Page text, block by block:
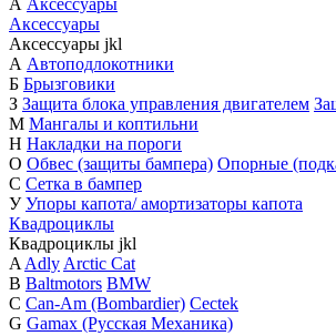
А Аксессуары
Аксессуары
Аксессуары jkl
А Автоподлокотники
Б Брызговики
З Защита блока управления двигателем
М Мангалы и коптильни
Н Накладки на пороги
О Обвес (защиты бампера) Опорные
С Сетка в бампер
У Упоры капота/ амортизаторы капота
Квадроциклы
Квадроциклы jkl
AAdlyArctic Cat
B Baltmotors BMW
C Can-Am (Bombardier) Cectek
G Gamax (Русская Механика)